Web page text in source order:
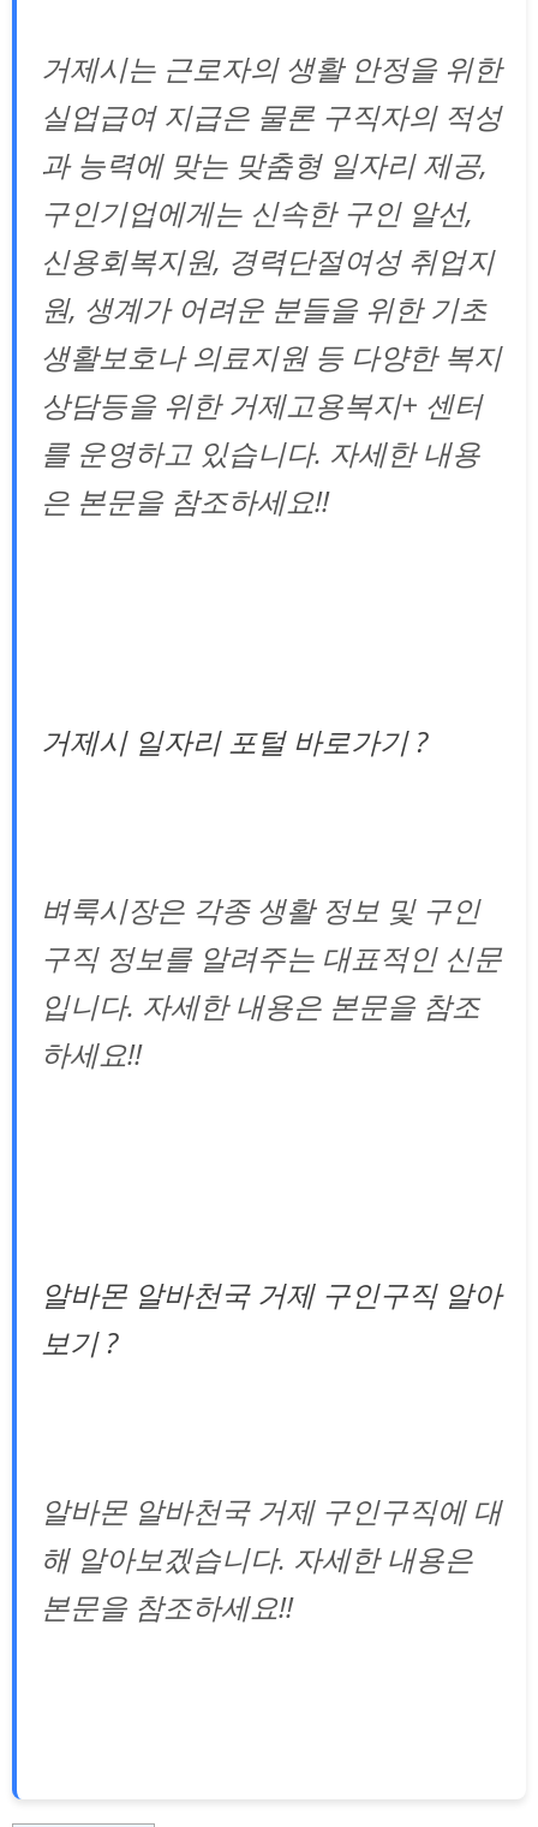
거제시는 근로자의 생활 안정을 위한
실업급여 지급은 물론 구직자의 적성
과 능력에 맞는 맞춤형 일자리 제공,
구인기업에게는 신속한 구인 알선,
신용회복지원, 경력단절여성 취업지
원, 생계가 어려운 분들을 위한 기초
생활보호나 의료지원 등 다양한 복지
상담등을 위한 거제고용복지+ 센터
를 운영하고 있습니다. 자세한 내용
은 본문을 참조하세요!!
거제시 일자리 포털 바로가기 ?
벼룩시장은 각종 생활 정보 및 구인
구직 정보를 알려주는 대표적인 신문
입니다. 자세한 내용은 본문을 참조
하세요!!
알바몬 알바천국 거제 구인구직 알아
보기 ?
알바몬 알바천국 거제 구인구직에 대
해 알아보겠습니다. 자세한 내용은
본문을 참조하세요!!